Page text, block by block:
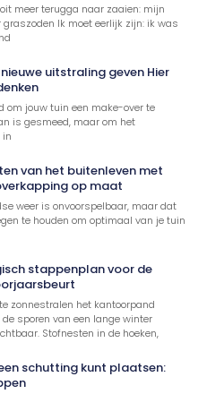
meer terugga naar zaaien: mijn
Ik moet eerlijk zijn: ik was
uitstraling geven Hier
om jouw tuin een make-over te
is gesmeed, maar om het
in
van het buitenleven met
op maat
weer is onvoorspelbaar, maar dat
te houden om optimaal van je tuin
stappenplan voor de
zonnestralen het kantoorpand
de sporen van een lange winter
Stofnesten in de hoeken,
schutting kunt plaatsen: